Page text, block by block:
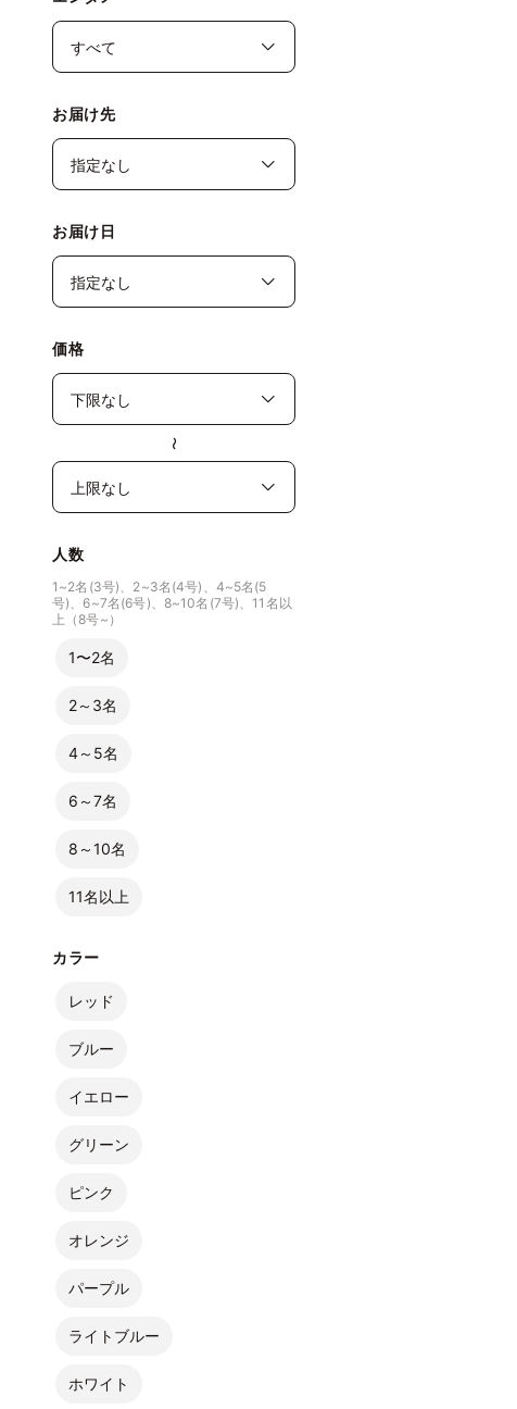
お届け先
お届け日
価格
〜
人数
1~2名(3号)、2~3名(4号)、4~5名(5
号)、6~7名(6号)、8~10名(7号)、11名以
上（8号~）
1〜2名
2～3名
4～5名
6～7名
8～10名
11名以上
カラー
レッド
ブルー
イエロー
グリーン
ピンク
オレンジ
パープル
ライトブルー
ホワイト